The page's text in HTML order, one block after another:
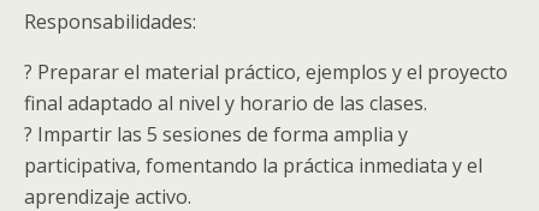
Responsabilidades:
? Preparar el material práctico, ejemplos y el proyecto
final adaptado al nivel y horario de las clases.
? Impartir las 5 sesiones de forma amplia y
participativa, fomentando la práctica inmediata y el
aprendizaje activo.